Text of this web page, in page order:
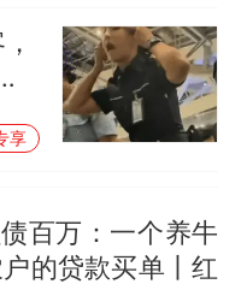
享
百万：一个养牛
的贷款买单丨红